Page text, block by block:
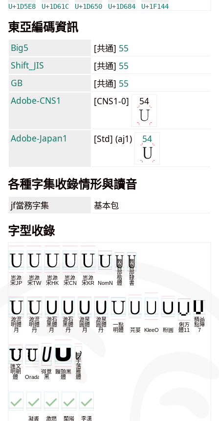
U+1D5E8 U+1D61C U+1D650 U+1D684 U+1F144
東亞編碼資訊
Big5 [共通] 55
Shift_JIS
[共通] 55
GB
[共通] 55
Adobe-CNS1
[CNS1-0] 54
Adobe-Japan1 [Std] (aj1) 54
各種字集收錄情形與讀音
jf當務字集 基本包
字型收錄
思源
宋JP
思源
宋TW
思源
宋HK
思源
宋CN
思源
宋KR
NomNaTong
教
育
部
楷
體
教
育
部
隸
書
源流
明體
月
源流
明體
丹
源石
黑體
月
源石
黑體
丹
源泉
圓體
月
源泉
圓體
丹
一點
明體
芫荽 KleeOne粉圓
俐方
體11
精品
點陣
7
匯文
明朝
體
Oradano
得意
黑
饅頭黑
體
辰
宇
落
雁
體
凝書 激燃 蘭陽 李漢